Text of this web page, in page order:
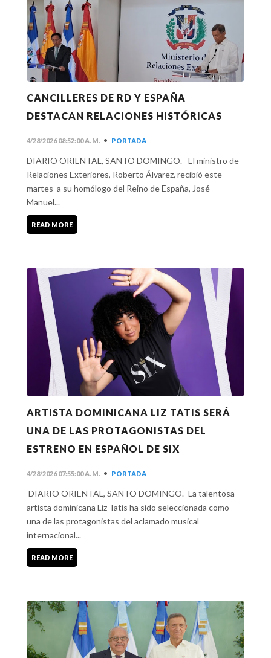
CANCILLERES DE RD Y ESPAÑA
DESTACAN RELACIONES HISTÓRICAS
4/28/2026 08:52:00 A. M. • PORTADA
DIARIO ORIENTAL, SANTO DOMINGO.– El ministro de
Relaciones Exteriores, Roberto Álvarez, recibió este
martes a su homólogo del Reino de España, José
Manuel...
READ MORE
ARTISTA DOMINICANA LIZ TATIS SERÁ
UNA DE LAS PROTAGONISTAS DEL
ESTRENO EN ESPAÑOL DE SIX
4/28/2026 07:55:00 A. M. • PORTADA
DIARIO ORIENTAL, SANTO DOMINGO.- La talentosa
artista dominicana Liz Tatis ha sido seleccionada como
una de las protagonistas del aclamado musical
internacional...
READ MORE